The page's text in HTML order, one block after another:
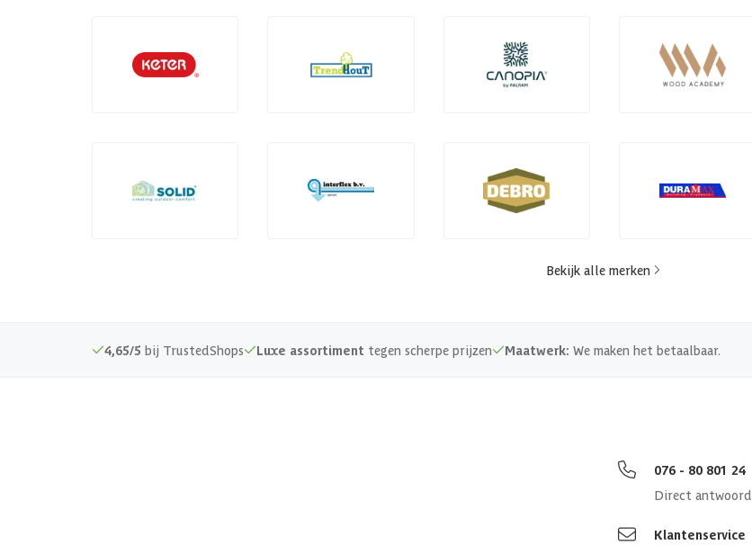
Bekijk alle merken
4,65/5 bij TrustedShops Luxe assortiment tegen scherpe prijzen Maatwerk: We maken het betaalbaar.
076 - 80 801 24
Direct antwoord
Klantenservice